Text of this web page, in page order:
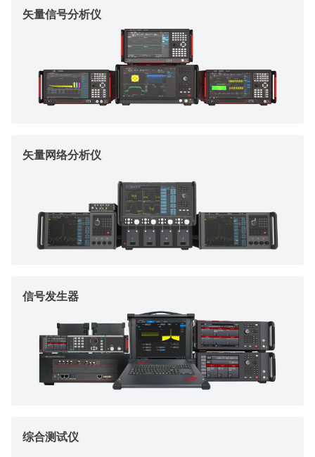
矢量信号分析仪
矢量网络分析仪
信号发生器
综合测试仪